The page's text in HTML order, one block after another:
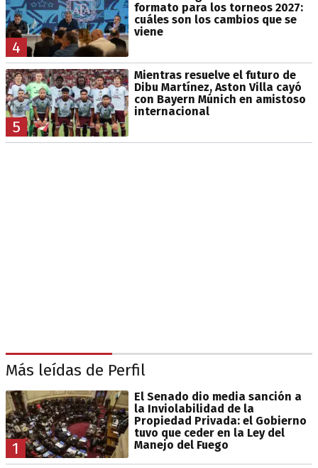
4
formato para los torneos 2027:
cuáles son los cambios que se
viene
5
Mientras resuelve el futuro de
Dibu Martínez, Aston Villa cayó
con Bayern Múnich en amistoso
internacional
Más leídas de Perfil
1
El Senado dio media sanción a
la Inviolabilidad de la
Propiedad Privada: el Gobierno
tuvo que ceder en la Ley del
Manejo del Fuego